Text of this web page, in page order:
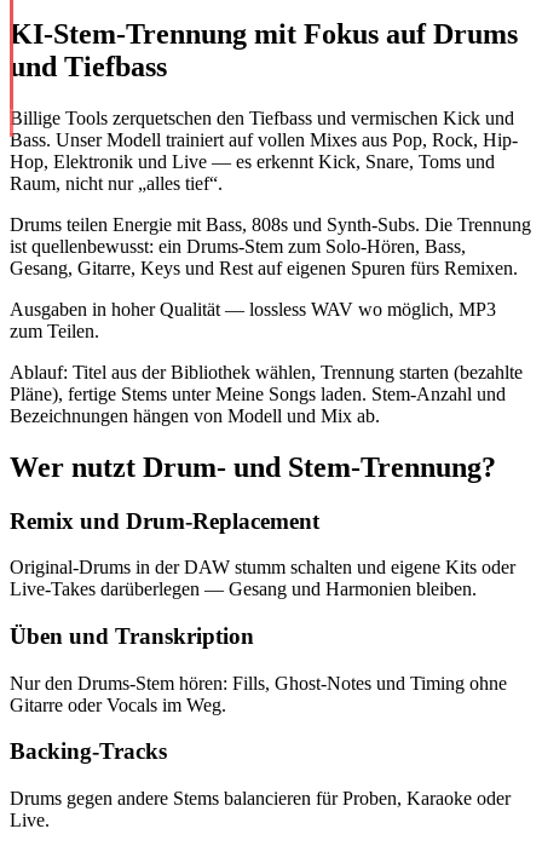
Percussion
Harmonic
Guitar×3
S M
S M
Brass×2
S M
Strings ×2
Woodwinds×2
S M
Synth×2
S M
Vocals
Backing Vocals
S
KI-Stem-Trennung mit Fokus auf Drums
und Tiefbass
Billige Tools zerquetschen den Tiefbass und vermischen Kick und
Bass. Unser Modell trainiert auf vollen Mixes aus Pop, Rock, Hip-
Hop, Elektronik und Live — es erkennt Kick, Snare, Toms und
Raum, nicht nur „alles tief“.
Drums teilen Energie mit Bass, 808s und Synth-Subs. Die Trennung
ist quellenbewusst: ein Drums-Stem zum Solo-Hören, Bass,
Gesang, Gitarre, Keys und Rest auf eigenen Spuren fürs Remixen.
Ausgaben in hoher Qualität — lossless WAV wo möglich, MP3
zum Teilen.
Ablauf: Titel aus der Bibliothek wählen, Trennung starten (bezahlte
Pläne), fertige Stems unter Meine Songs laden. Stem-Anzahl und
Bezeichnungen hängen von Modell und Mix ab.
Wer nutzt Drum- und Stem-Trennung?
Remix und Drum-Replacement
Original-Drums in der DAW stumm schalten und eigene Kits oder
Live-Takes darüberlegen — Gesang und Harmonien bleiben.
Üben und Transkription
Nur den Drums-Stem hören: Fills, Ghost-Notes und Timing ohne
Gitarre oder Vocals im Weg.
Backing-Tracks
Drums gegen andere Stems balancieren für Proben, Karaoke oder
Live.